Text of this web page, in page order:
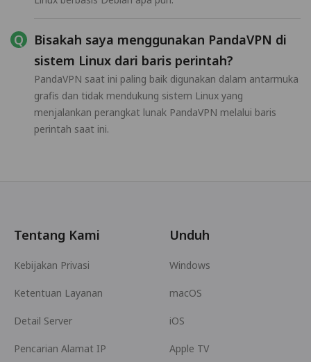
Bisakah saya menggunakan PandaVPN di
sistem Linux dari baris perintah?
PandaVPN saat ini paling baik digunakan dalam antarmuka
grafis dan tidak mendukung sistem Linux yang
menjalankan perangkat lunak PandaVPN melalui baris
perintah saat ini.
Tentang Kami
Kebijakan Privasi
Ketentuan Layanan
Detail Server
Pencarian Alamat IP
Unduh
Windows
macOS
iOS
Apple TV